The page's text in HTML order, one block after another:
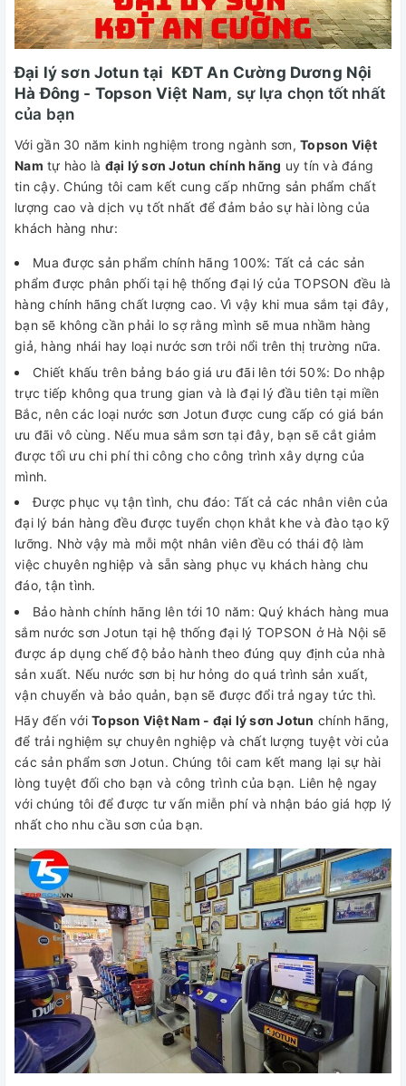
Đại lý sơn Jotun tại KĐT An Cường Dương Nội
Hà Đông - Topson Việt Nam, sự lựa chọn tốt nhất
của bạn
Với gần 30 năm kinh nghiệm trong ngành sơn, Topson Việt
Nam tự hào là đại lý sơn Jotun chính hãng uy tín và đáng
tin cậy. Chúng tôi cam kết cung cấp những sản phẩm chất
lượng cao và dịch vụ tốt nhất để đảm bảo sự hài lòng của
khách hàng như:
Mua được sản phẩm chính hãng 100%: Tất cả các sản
phẩm được phân phối tại hệ thống đại lý của TOPSON đều là
hàng chính hãng chất lượng cao. Vì vậy khi mua sắm tại đây,
bạn sẽ không cần phải lo sợ rằng mình sẽ mua nhầm hàng
giả, hàng nhái hay loại nước sơn trôi nổi trên thị trường nữa.
Chiết khấu trên bảng báo giá ưu đãi lên tới 50%: Do nhập
trực tiếp không qua trung gian và là đại lý đầu tiên tại miền
Bắc, nên các loại nước sơn Jotun được cung cấp có giá bán
ưu đãi vô cùng. Nếu mua sắm sơn tại đây, bạn sẽ cắt giảm
được tối ưu chi phí thi công cho công trình xây dựng của
mình.
Được phục vụ tận tình, chu đáo: Tất cả các nhân viên của
đại lý bán hàng đều được tuyển chọn khắt khe và đào tạo kỹ
lưỡng. Nhờ vậy mà mỗi một nhân viên đều có thái độ làm
việc chuyên nghiệp và sẵn sàng phục vụ khách hàng chu
đáo, tận tình.
Bảo hành chính hãng lên tới 10 năm: Quý khách hàng mua
sắm nước sơn Jotun tại hệ thống đại lý TOPSON ở Hà Nội sẽ
được áp dụng chế độ bảo hành theo đúng quy định của nhà
sản xuất. Nếu nước sơn bị hư hỏng do quá trình sản xuất,
vận chuyển và bảo quản, bạn sẽ được đổi trả ngay tức thì.
Hãy đến với Topson Việt Nam - đại lý sơn Jotun chính hãng,
để trải nghiệm sự chuyên nghiệp và chất lượng tuyệt vời của
các sản phẩm sơn Jotun. Chúng tôi cam kết mang lại sự hài
lòng tuyệt đối cho bạn và công trình của bạn. Liên hệ ngay
với chúng tôi để được tư vấn miễn phí và nhận báo giá hợp lý
nhất cho nhu cầu sơn của bạn.